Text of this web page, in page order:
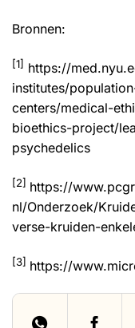
Bronnen:
[1] https://
institutes/
centers/medical-
bioethics-project/
psychedelics
[2] https://
nl/Onderzoek/
verse-kruiden-
[3] https://